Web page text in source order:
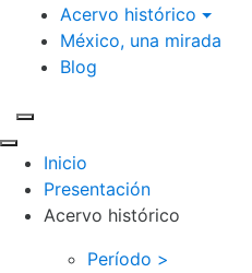
Acervo histórico
México, una mirada
Blog
Inicio
Presentación
Acervo histórico
Período >